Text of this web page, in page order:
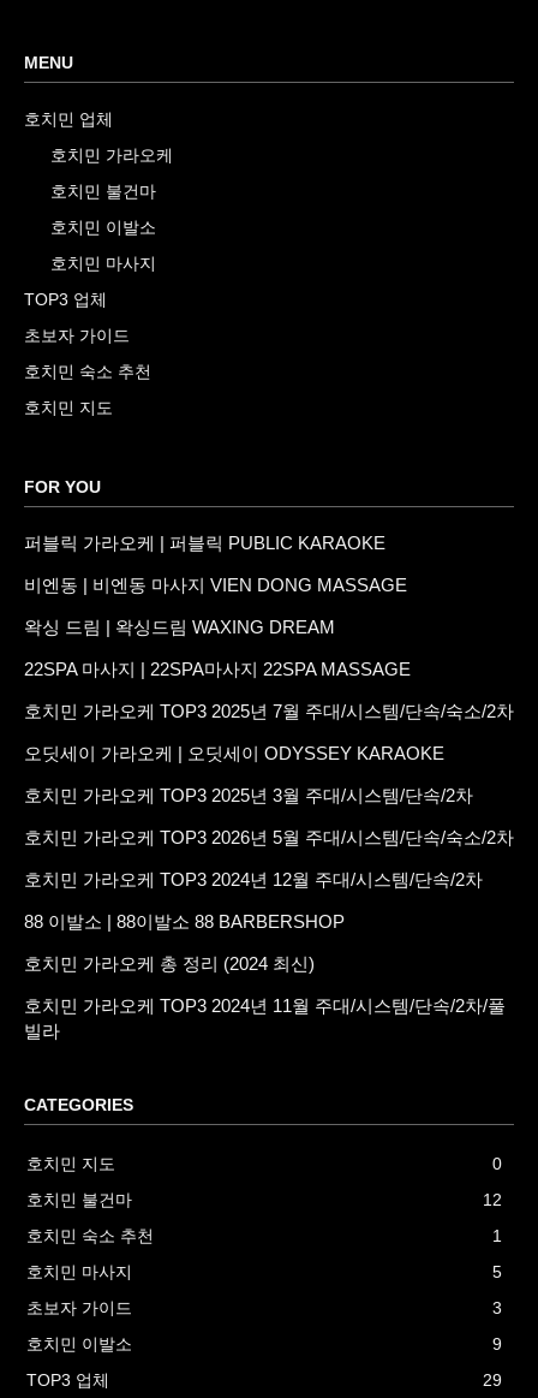
MENU
호치민 업체
호치민 가라오케
호치민 불건마
호치민 이발소
호치민 마사지
TOP3 업체
초보자 가이드
호치민 숙소 추천
호치민 지도
FOR YOU
퍼블릭 가라오케 | 퍼블릭 PUBLIC KARAOKE
비엔동 | 비엔동 마사지 VIEN DONG MASSAGE
왁싱 드림 | 왁싱드림 WAXING DREAM
22SPA 마사지 | 22SPA마사지 22SPA MASSAGE
호치민 가라오케 TOP3 2025년 7월 주대/시스템/단속/숙소/2차
오딧세이 가라오케 | 오딧세이 ODYSSEY KARAOKE
호치민 가라오케 TOP3 2025년 3월 주대/시스템/단속/2차
호치민 가라오케 TOP3 2026년 5월 주대/시스템/단속/숙소/2차
호치민 가라오케 TOP3 2024년 12월 주대/시스템/단속/2차
88 이발소 | 88이발소 88 BARBERSHOP
호치민 가라오케 총 정리 (2024 최신)
호치민 가라오케 TOP3 2024년 11월 주대/시스템/단속/2차/풀
빌라
CATEGORIES
호치민 지도
0
호치민 불건마
12
호치민 숙소 추천
1
호치민 마사지
5
초보자 가이드
3
호치민 이발소
9
TOP3 업체
29